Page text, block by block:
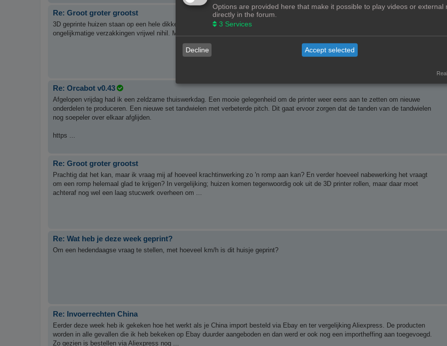
Re: Groot groter grootst
3D geprinte huizen staan op een hele dikke gewapende betonplaat en niet op een conventionele fundering. Dat maakt het gevaar op
ongelijkmatige verzakkingen vrijwel nihil. Maar de sterkte van de muren is uiteraard discutabel
Re: Orcabot v0.43
Afgelopen vrijdag had ik een zeldzame thuiswerkdag. Een mooie gelegenheid om de printer weer eens aan te zetten om nieuwe
onderdelen te produceren. Een nieuwe set tandwielen met verbeterde pitch. Dit gaat ervoor zorgen dat de tanden van de tandwielen
nog soepeler over elkaar afglijden.
https ...
Re: Groot groter grootst
Prachtig dat het kan, maar ik vraag mij af hoeveel krachtinwerking zo 'n romp aan kan? En verder hoeveel nabewerking het vraagt
om een romp helemaal glad te krijgen? In vergelijking; huizen komen tegenwoordig ook uit de 3D printer rollen, maar daar moet
achteraf nog wel een laag stucwerk overheen om ...
Re: Wat heb je deze week geprint?
Om een hedendaagse vraag te stellen, met hoeveel km/h is dit huisje geprint?
Re: Invoerrechten China
Eerder deze week heb ik gekeken hoe het werkt als je China import besteld via Ebay en ter vergelijking Aliexpress. De producten
worden in alle gevallen die ik heb bekeken op Ebay duurder aangeboden en dan werd er ook nog een importheffing aan toegevoegd.
Zo gezien is bestellen via Aliexpress nog ...
Options are provided here that make it possible to play videos or external
directly in the forum.
3 Services
Decline Accept selected